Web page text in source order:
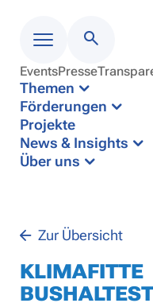
Menü
EventsPresse
Themen
Förderungen
Projekte
News & Insights
Über uns
Zur Übersicht
KLIMAFITTE